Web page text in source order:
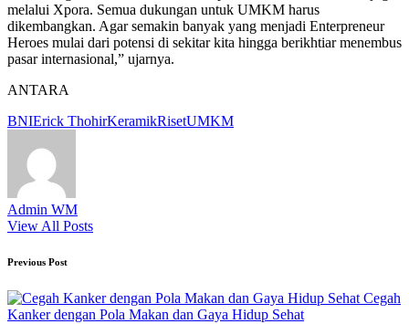
melalui Xpora. Semua dukungan untuk UMKM harus
dikembangkan. Agar semakin banyak yang menjadi Enterpreneur
Heroes mulai dari potensi di sekitar kita hingga berikhtiar menembus
pasar internasional,” ujarnya.
ANTARA
Tags:
BNIErick ThohirKeramikRisetUMKM
Admin WM
View All Posts
Post
navigation
Previous Post
Cegah
Kanker dengan Pola Makan dan Gaya Hidup Sehat